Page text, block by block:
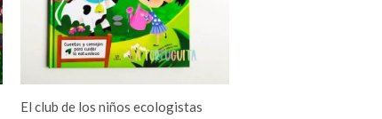
El club de los niños ecologistas